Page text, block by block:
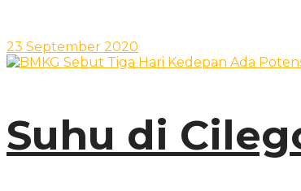
23 September 2020
Suhu di